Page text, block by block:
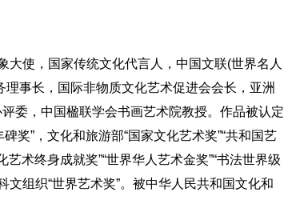
使，国家传统文化代言人，中国文联(世界名人
事长，国际非物质文化艺术促进会会长，亚洲
委，中国楹联学会书画艺术院教授。作品被认定
奖”，文化和旅游部“国家文化艺术奖”“共和国艺
艺术终身成就奖”“世界华人艺术金奖”“书法世界级
文组织“世界艺术奖”。被中华人民共和国文化和